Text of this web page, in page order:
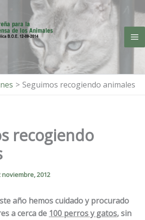
Seguimos recogiendo animales
recogiendo
noviembre, 2012
año hemos cuidado y procurado
a cerca de 100 perros y gatos, sin